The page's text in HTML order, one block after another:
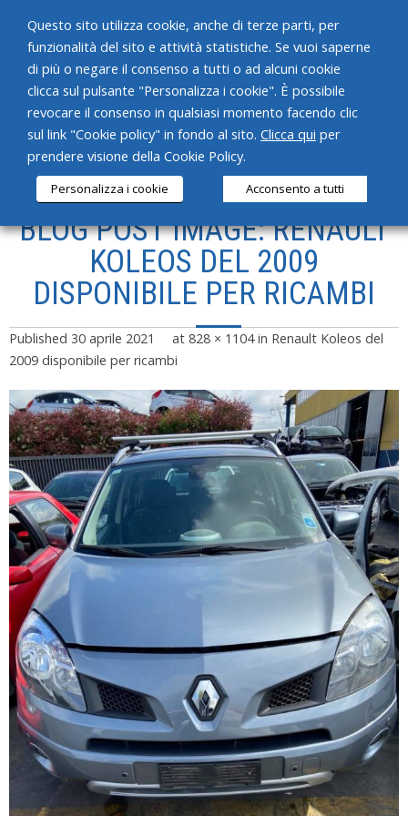
HOME
CHI SIAMO
SERVIZI
PRODOTTI
NEWS
CONTATTI
BLOG POST IMAGE: RENAULT
KOLEOS DEL 2009
DISPONIBILE PER RICAMBI
Published 30 aprile 2021 at 828 × 1104in Renault Koleos del
2009 disponibile per ricambi
Questo sito utilizza cookie, anche di terze parti, per
funzionalità del sito e attività statistiche. Se vuoi saperne
di più o negare il consenso a tutti o ad alcuni cookie
clicca sul pulsante "Personalizza i cookie". È possibile
revocare il consenso in qualsiasi momento facendo clic
sul link "Cookie policy" in fondo al sito. Clicca qui per
prendere visione della Cookie Policy.
Personalizza i cookie Acconsento a tutti